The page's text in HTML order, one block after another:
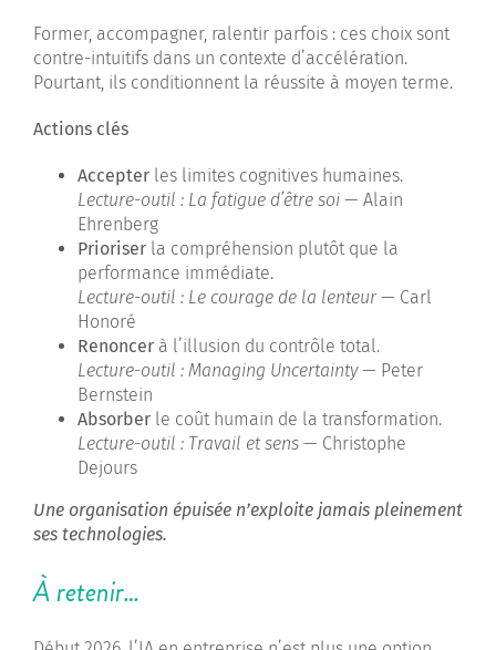
Former, accompagner, ralentir parfois : ces choix sont
contre-intuitifs dans un contexte d’accélération.
Pourtant, ils conditionnent la réussite à moyen terme.
Actions clés
Accepterles limites cognitives humaines.
Lecture-outil : La fatigue d’être soi— Alain
Ehrenberg
Prioriserla compréhension plutôt que la
performance immédiate.
Lecture-outil : Le courage de la lenteur— Carl
Honoré
Renoncerà l’illusion du contrôle total.
Lecture-outil : Managing Uncertainty— Peter
Bernstein
Absorberle coût humain de la transformation.
Lecture-outil : Travail et sens— Christophe
Dejours
Une organisation épuisée n’exploite jamais pleinement
ses technologies.
À retenir…